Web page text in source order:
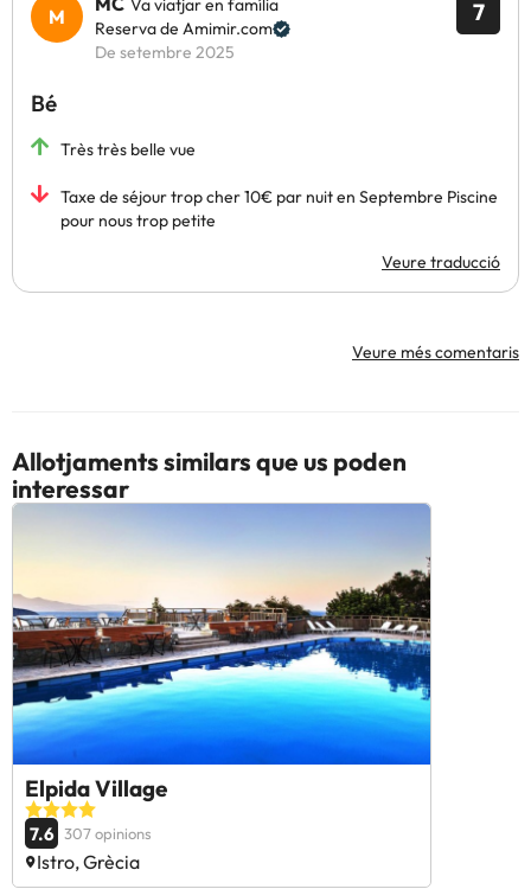
7
Va viatjar en família
Reserva de Amimir.com
De setembre 2025
Bé
Très très belle vue
Taxe de séjour trop cher 10€ par nuit en Septembre Piscine
pour nous trop petite
Veure traducció
Veure més comentaris
Allotjaments similars que us poden
interessar
Elpida Village
7.6 307 opinions
Istro, Grècia